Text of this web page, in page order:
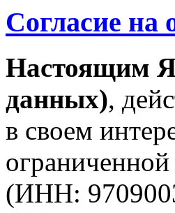
Согласие на
Настоящим Я
данных),
в своем
(ИНН: